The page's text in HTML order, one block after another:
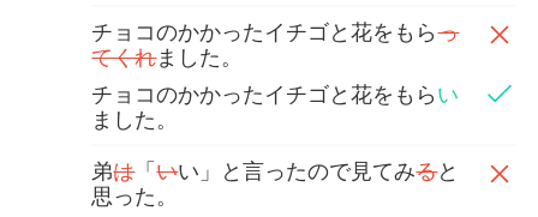
チョコのかかったイチゴと花をもらっ
てくれました。
チョコのかかったイチゴと花をもらい
ました。
弟は「いい」と言ったので見てみると
思った。